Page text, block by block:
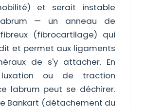
et serait instable
— un anneau de
(fibrocartilage) qui
et permet aux ligaments
de s'y attacher. En
ou de traction
labrum peut se déchirer.
Bankart (détachement du